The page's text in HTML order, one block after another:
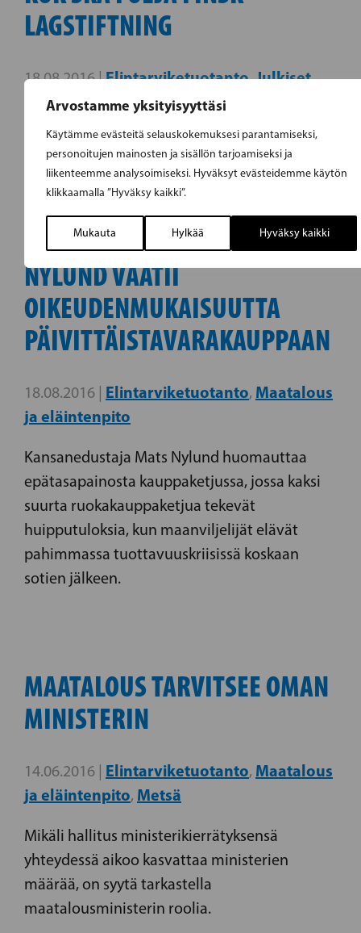
Arvostamme yksityisyyttäsi
Käytämme evästeitä selauskokemuksesi parantamiseksi,
personoitujen mainosten ja sisällön tarjoamiseksi ja
liikenteemme analysoimiseksi. Hyväksyt evästeidemme käytön
klikkaamalla ”Hyväksy kaikki”.
Mukauta Hylkää Hyväksy kaikki
LAGSTIFTNING
18.08.2016 |Elintarviketuotanto,Julkiset
hankinnat
Pressmeddelande SFP i Egentliga Finland
18.8.2016
NYLUND VAATII
OIKEUDENMUKAISUUTTA
PÄIVITTÄISTAVARAKAUPPAAN
18.08.2016 | Elintarviketuotanto, Maatalous
ja eläintenpito
Kansanedustaja Mats Nylund huomauttaa
epätasapainosta kauppaketjussa, jossa kaksi
suurta ruokakauppaketjua tekevät
huipputuloksia, kun maanviljelijät elävät
pahimmassa tuottavuuskriisissä koskaan
sotien jälkeen.
MAATALOUS TARVITSEE OMAN
MINISTERIN
14.06.2016 | Elintarviketuotanto, Maatalous
ja eläintenpito, Metsä
Mikäli hallitus ministerikierrätyksensä
yhteydessä aikoo kasvattaa ministerien
määrää, on syytä tarkastella
maatalousministerin roolia.